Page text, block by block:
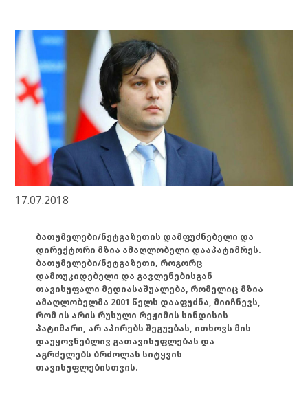
17.07.2018
ბათუმელები/ნეტგაზეთის დამფუძნებელი და
დირექტორი მზია ამაღლობელი დააპატიმრეს.
ბათუმელები/ნეტგაზეთი, როგორც
დამოუკიდებელი და გავლენებისგან
თავისუფალი მედიასაშუალება, რომელიც მზია
ამაღლობელმა 2001 წელს დააფუძნა, მიიჩნევს,
რომ ის არის რუსული რეჟიმის სინდისის
პატიმარი, არ აპირებს შეგუებას, ითხოვს მის
დაუყოვნებლივ გათავისუფლებას და
აგრძელებს ბრძოლას სიტყვის
თავისუფლებისთვის.